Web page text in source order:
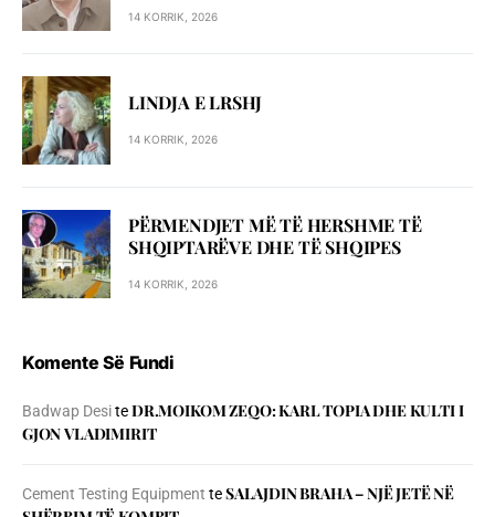
14 KORRIK, 2026
LINDJA E LRSHJ
14 KORRIK, 2026
PËRMENDJET MË TË HERSHME TË
SHQIPTARËVE DHE TË SHQIPES
14 KORRIK, 2026
Komente Së Fundi
Badwap DesiteDR.MOIKOM ZEQO: KARL TOPIA DHE KULTI I
GJON VLADIMIRIT
Cement Testing Equipment teSALAJDIN BRAHA – NJЁ JETЁ NЁ